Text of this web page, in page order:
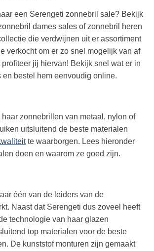
een Serengeti zonnebril sale? Bekijk
dames sales of zonnebril heren
die verdwijnen uit er assortiment
verkocht om er zo snel mogelijk van af
jij hiervan! Bekijk snel wat er in
bestel hem eenvoudig online.
zonnebrillen van metaal, nylon of
uitsluitend de beste materialen
te waarborgen. Lees hieronder
doen en waarom ze goed zijn.
één van de leiders van de
Naast dat Serengeti dus zoveel heeft
technologie van haar glazen
top materialen voor de beste
De kunststof monturen zijn gemaakt